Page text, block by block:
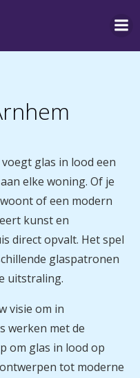
glas in lood een
elke woning. Of je
of een modern
kunst en
direct opvalt. Het spel
glaspatronen
uitstraling.
visie om in
werken met de
om glas in lood op
tot moderne